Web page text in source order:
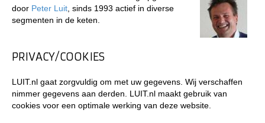
door Peter Luit, sinds 1993 actief in diverse
segmenten in de keten.
PRIVACY/COOKIES
LUIT.nl gaat zorgvuldig om met uw gegevens. Wij verschaffen
nimmer gegevens aan derden. LUIT.nl maakt gebruik van
cookies voor een optimale werking van deze website.